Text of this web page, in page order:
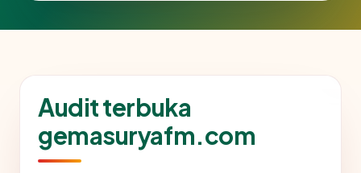
Audit terbuka
gemasuryafm.com